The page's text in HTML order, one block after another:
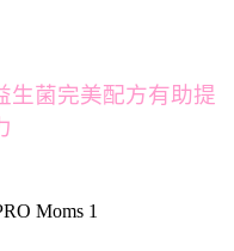
菌完美配方有助提